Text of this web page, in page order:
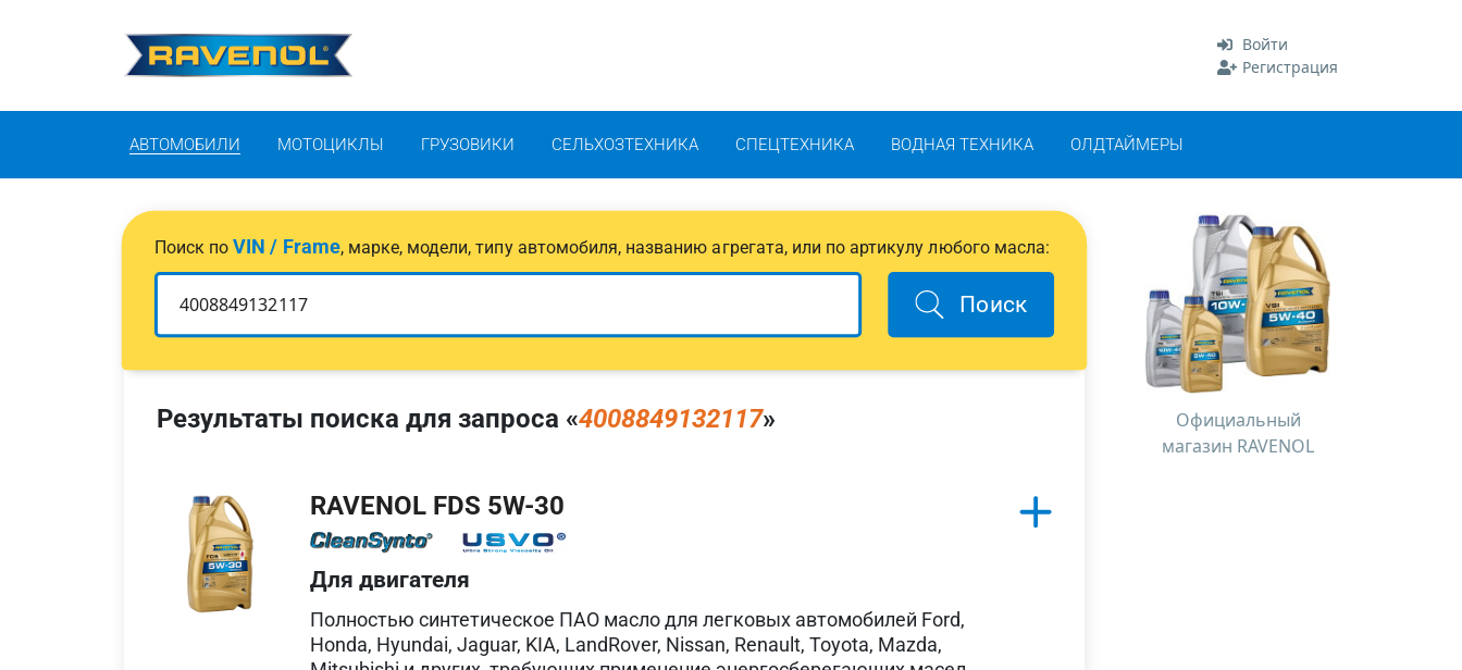
Войти
Регистрация
АВТОМОБИЛИ МОТОЦИКЛЫ ГРУЗОВИКИ СЕЛЬХОЗТЕХНИКА СПЕЦТЕХНИКА ВОДНАЯ ТЕХНИКА ОЛДТАЙМЕРЫ
Поиск поVIN / Frame, марке, модели, типу автомобиля, названию агрегата, или по артикулу любого масла:
Поиск
Результаты поиска для запроса «4008849132117»
RAVENOL FDS 5W-30
Для двигателя
Полностью синтетическое ПАО масло для легковых автомобилей Ford,
Honda, Hyundai, Jaguar, KIA, LandRover, Nissan, Renault, Toyota, Mazda,
Официальный
магазин RAVENOL